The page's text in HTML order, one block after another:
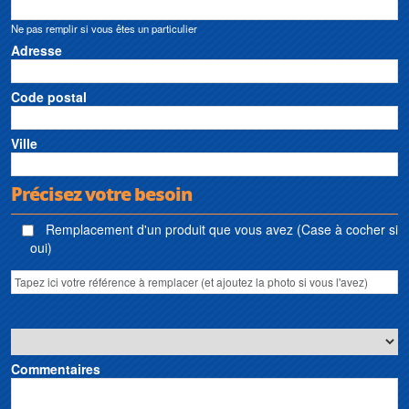
Ne pas remplir si vous êtes un particulier
Adresse
Code postal
Ville
Précisez votre besoin
Remplacement d'un produit que vous avez (Case à cocher si
oui)
Commentaires